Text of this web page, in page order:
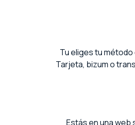
Tu eliges tu
Tarjeta, bizum o
Estás en una web